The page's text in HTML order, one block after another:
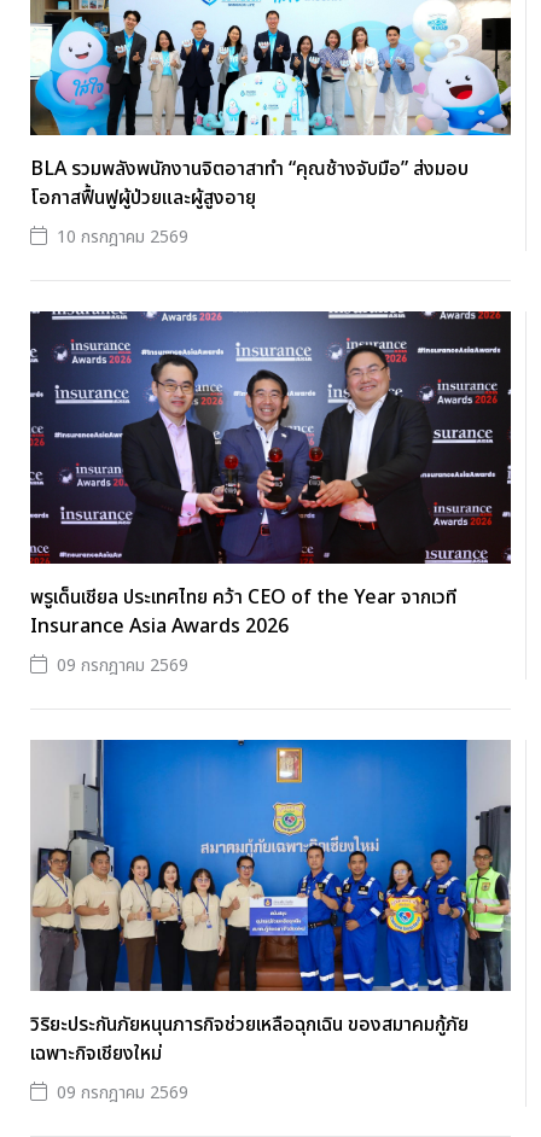
BLA รวมพลังพนักงานจิตอาสาทำ “คุณช้างจับมือ” ส่งมอบ
โอกาสฟื้นฟูผู้ป่วยและผู้สูงอายุ
10 กรกฎาคม 2569
พรูเด็นเชียล ประเทศไทย คว้า CEO of the Year จากเวที
Insurance Asia Awards 2026
09 กรกฎาคม 2569
วิริยะประกันภัยหนุนภารกิจช่วยเหลือฉุกเฉิน ของสมาคมกู้ภัย
เฉพาะกิจเชียงใหม่
09 กรกฎาคม 2569